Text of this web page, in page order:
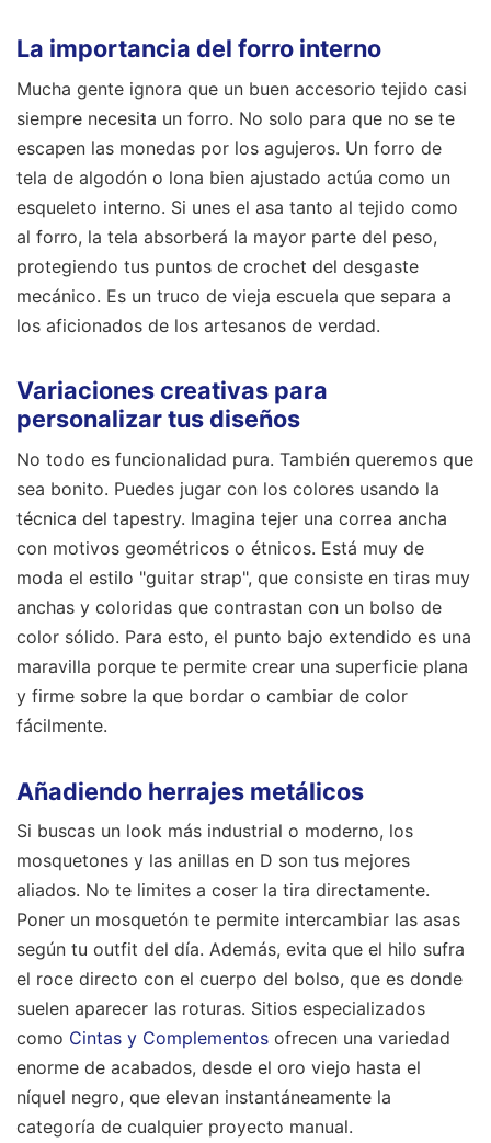
La importancia del forro interno
Mucha gente ignora que un buen accesorio tejido casi
siempre necesita un forro. No solo para que no se te
escapen las monedas por los agujeros. Un forro de
tela de algodón o lona bien ajustado actúa como un
esqueleto interno. Si unes el asa tanto al tejido como
al forro, la tela absorberá la mayor parte del peso,
protegiendo tus puntos de crochet del desgaste
mecánico. Es un truco de vieja escuela que separa a
los aficionados de los artesanos de verdad.
Variaciones creativas para
personalizar tus diseños
No todo es funcionalidad pura. También queremos que
sea bonito. Puedes jugar con los colores usando la
técnica del tapestry. Imagina tejer una correa ancha
con motivos geométricos o étnicos. Está muy de
moda el estilo "guitar strap", que consiste en tiras muy
anchas y coloridas que contrastan con un bolso de
color sólido. Para esto, el punto bajo extendido es una
maravilla porque te permite crear una superficie plana
y firme sobre la que bordar o cambiar de color
fácilmente.
Añadiendo herrajes metálicos
Si buscas un look más industrial o moderno, los
mosquetones y las anillas en D son tus mejores
aliados. No te limites a coser la tira directamente.
Poner un mosquetón te permite intercambiar las asas
según tu outfit del día. Además, evita que el hilo sufra
el roce directo con el cuerpo del bolso, que es donde
suelen aparecer las roturas. Sitios especializados
como Cintas y Complementos ofrecen una variedad
enorme de acabados, desde el oro viejo hasta el
níquel negro, que elevan instantáneamente la
categoría de cualquier proyecto manual.